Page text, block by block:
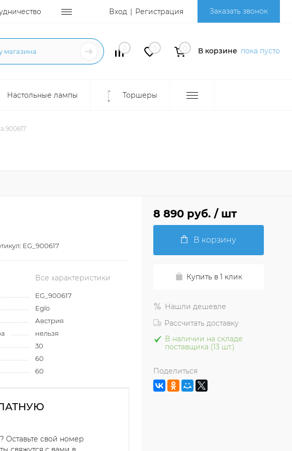
Вход Регистрация Заказать звонок
0 0 0 В корзине пока пусто
Настольные лампы Торшеры
900617
EG_900617
Все характеристики
EG_900617
Eglo
Австрия
нельзя
30
60
60
Оставьте свой номер
8 890 руб. / шт
В корзину
Купить в 1 клик
Нашли дешевле
Рассчитать доставку
В наличии на складе
поставщика (13 шт.)
Поделиться